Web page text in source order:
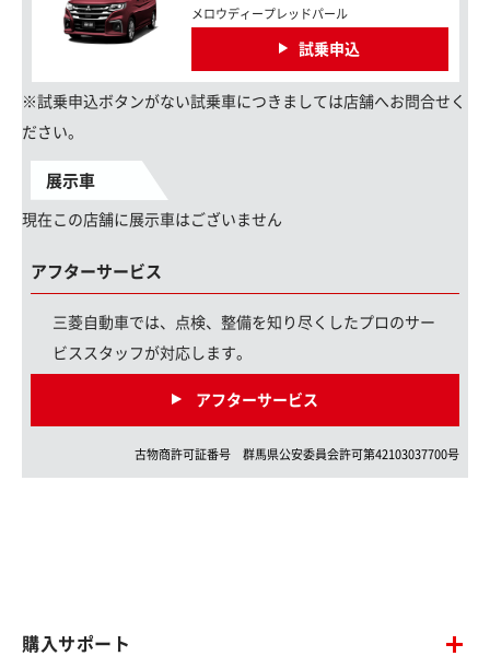
メロウディープレッドパール
試乗申込
※試乗申込ボタンがない試乗車につきましては店舗へお問合せく
ださい。
展示車
現在この店舗に展示車はございません
アフターサービス
三菱自動車では、点検、整備を知り尽くしたプロのサー
ビススタッフが対応します。
アフターサービス
古物商許可証番号 群馬県公安委員会許可第42103037700号
購入サポート